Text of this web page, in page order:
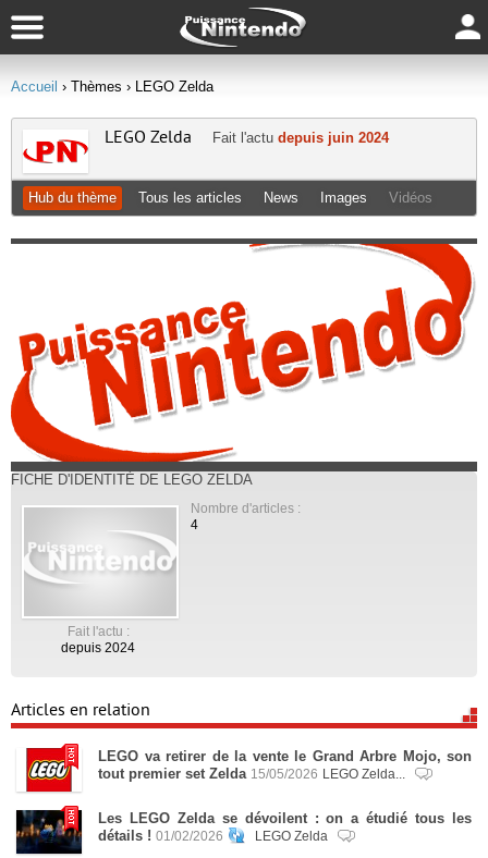
Accueil › Thèmes › LEGO Zelda
LEGO Zelda Fait l'actu depuis juin 2024
Hub du thème Tous les articles News Images Vidéos
FICHE D'IDENTITÉ DE LEGO ZELDA
Fait l'actu :
depuis 2024
Nombre d'articles :
4
Articles en relation
LEGO va retirer de la vente le Grand Arbre Mojo, son
tout premier set Zelda 15/05/2026 LEGO Zelda...
Les LEGO Zelda se dévoilent : on a étudié tous les
détails ! 01/02/2026 LEGO Zelda